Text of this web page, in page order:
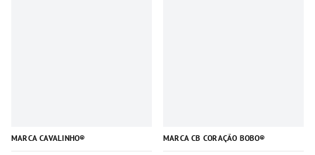
MARCA CAVALINHO® MARCA CB CORAÇÃO BOBO®